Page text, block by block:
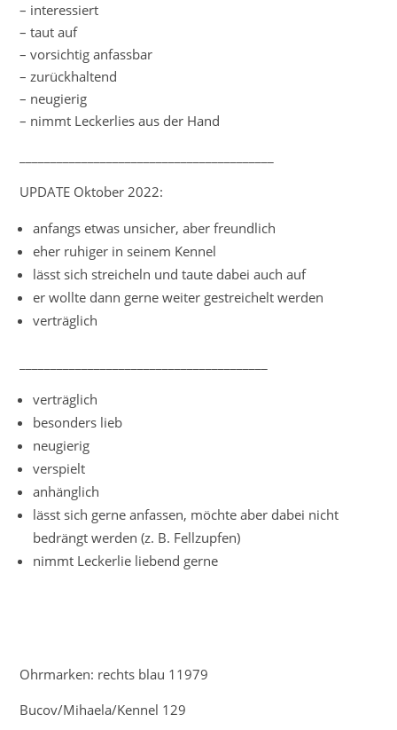
– interessiert
– taut auf
– vorsichtig anfassbar
– zurückhaltend
– neugierig
– nimmt Leckerlies aus der Hand
UPDATE Oktober 2022:
anfangs etwas unsicher, aber freundlich
eher ruhiger in seinem Kennel
lässt sich streicheln und taute dabei auch auf
er wollte dann gerne weiter gestreichelt werden
verträglich
verträglich
besonders lieb
neugierig
verspielt
anhänglich
lässt sich gerne anfassen, möchte aber dabei nicht
bedrängt werden (z. B. Fellzupfen)
nimmt Leckerlie liebend gerne
Ohrmarken: rechts blau 11979
Bucov/Mihaela/Kennel 129